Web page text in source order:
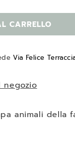
CARRELLO
Via Felice
negozio
animali della